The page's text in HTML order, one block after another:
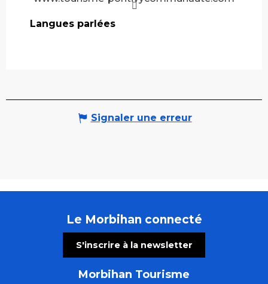
Langues parlées
Langues parlées
Signaler une erreur
Le Morbihan connecté
S'inscrire à la newsletter
Morbihan Tourisme